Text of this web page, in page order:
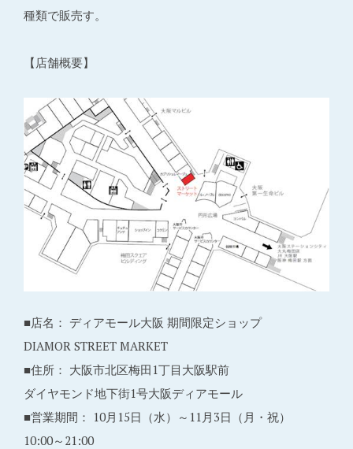
種類で販売す。
【店舗概要】
■店名： ディアモール大阪 期間限定ショップ
DIAMOR STREET MARKET
■住所： 大阪市北区梅田1丁目大阪駅前
ダイヤモンド地下街1号大阪ディアモール
■営業期間： 10月15日（水）～11月3日（月・祝）
10:00～21:00